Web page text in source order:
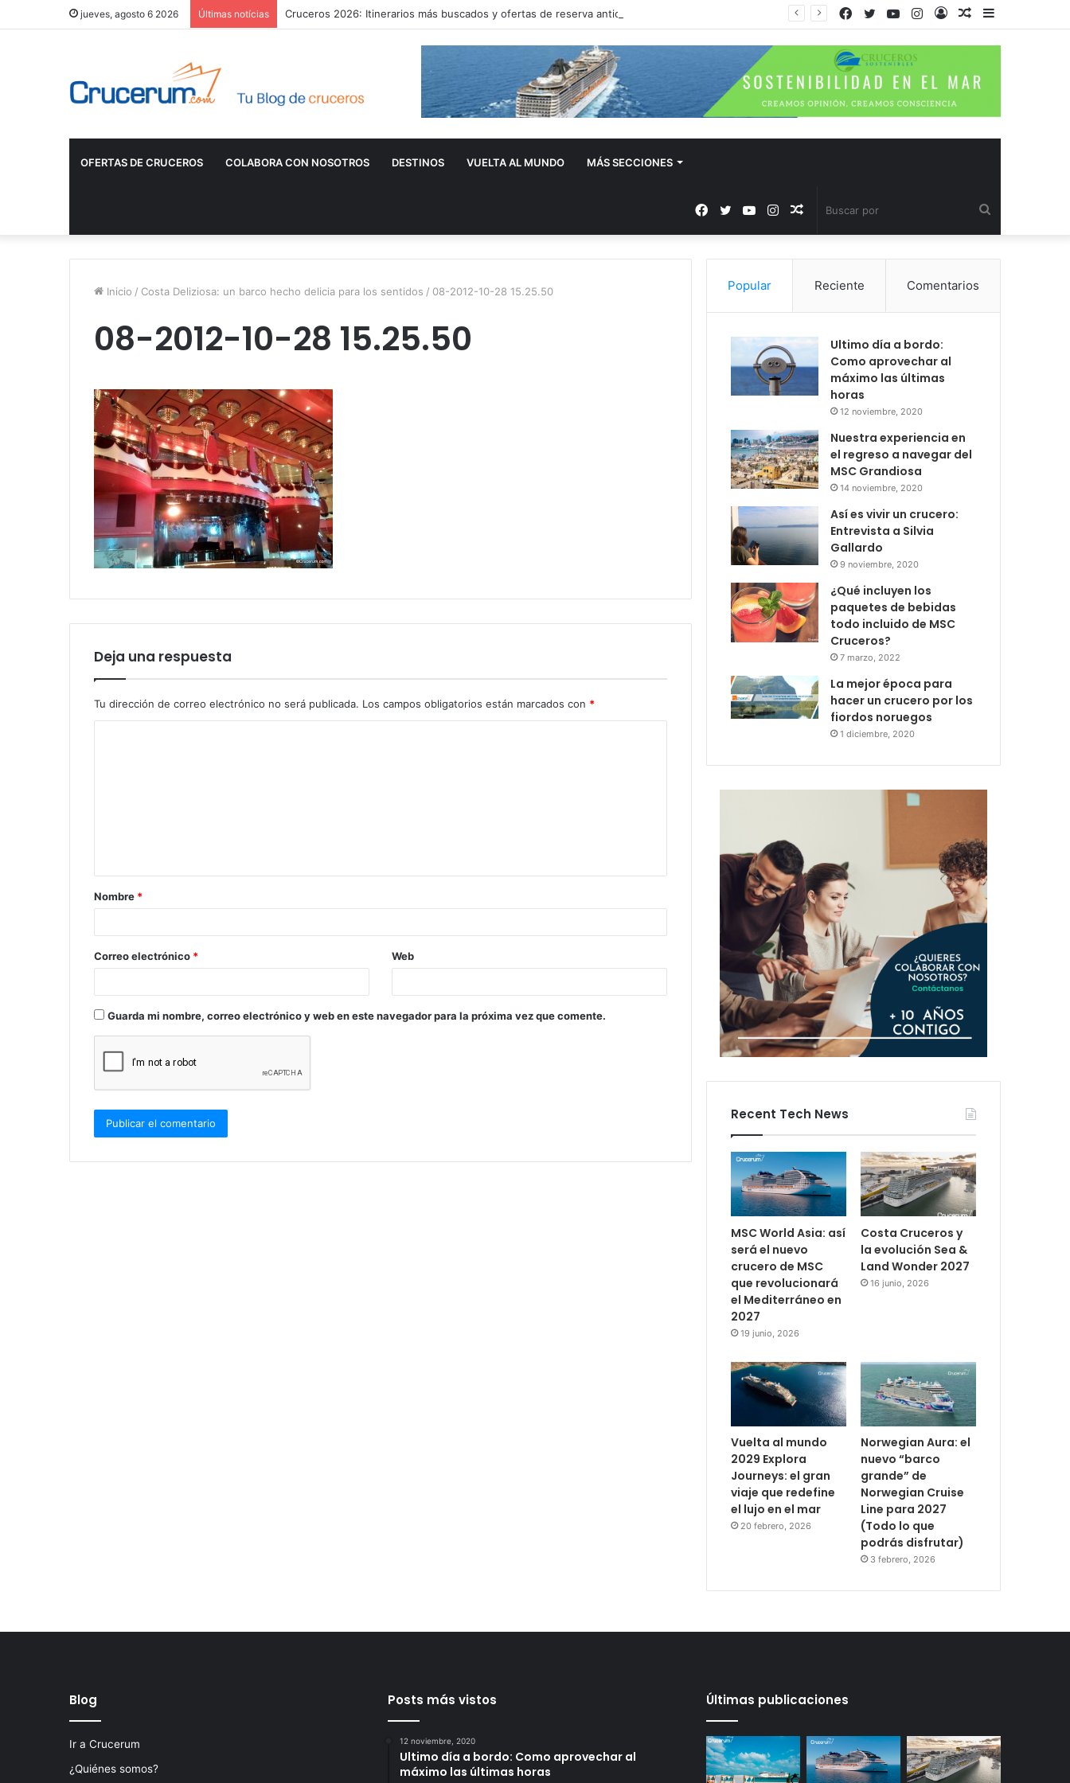
jueves, agosto 6 2026 Últimas notícias Cruceros 2026: Itinerarios más buscados y ofertas de reserva anticipada
Barra
Publicación
Acceso
Instagram
YouTube
Twitter
Facebook
OFERTAS DE CRUCEROS COLABORA CON NOSOTROS DESTINOS VUELTA AL MUNDO MÁS SECCIONES
por
Publicación
al
Instagram
YouTube
Twitter
Facebook
Inicio / Costa Deliziosa: un barco hecho delicia para los sentidos / 08-2012-10-28 15.25.50
08-2012-10-28 15.25.50
Deja una respuesta
Tu dirección de correo electrónico no será publicada. Los campos obligatorios están marcados con *
a
r
*
Nombre *
Correo electrónico * Web
Guarda mi nombre, correo electrónico y web en este navegador para la próxima vez que comente.
Popular Reciente Comentarios
Ultimo día a bordo:
Como aprovechar al
máximo las últimas
horas
12 noviembre, 2020
Nuestra experiencia en
el regreso a navegar del
MSC Grandiosa
14 noviembre, 2020
Así es vivir un crucero:
Entrevista a Silvia
Gallardo
9 noviembre, 2020
¿Qué incluyen los
paquetes de bebidas
todo incluido de MSC
Cruceros?
7 marzo, 2022
La mejor época para
hacer un crucero por los
fiordos noruegos
1 diciembre, 2020
Recent Tech News
MSC World Asia: así
será el nuevo
crucero de MSC
que revolucionará
el Mediterráneo en
2027
19 junio, 2026
Costa Cruceros y
la evolución Sea &
Land Wonder 2027
16 junio, 2026
Vuelta al mundo
2029 Explora
Journeys: el gran
viaje que redefine
el lujo en el mar
20 febrero, 2026
Norwegian Aura: el
nuevo “barco
grande” de
Norwegian Cruise
Line para 2027
(Todo lo que
podrás disfrutar)
3 febrero, 2026
Blog
Ir a Crucerum
¿Quiénes somos?
Posts más vistos
12 noviembre, 2020
Ultimo día a bordo: Como aprovechar al
máximo las últimas horas
Últimas publicaciones